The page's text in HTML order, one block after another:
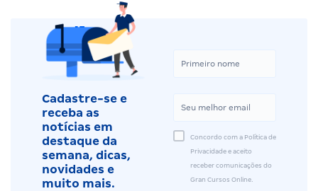
Cadastre-se e
receba as
notícias em
destaque da
semana, dicas,
novidades e
muito mais.
Concordo com a Política de
Privacidade e aceito
receber comunicações do
Gran Cursos Online.